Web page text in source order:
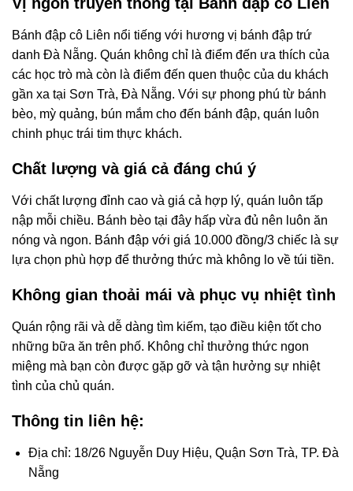
Bánh đập cô Liên nổi tiếng với hương vị bánh đập trứ
danh Đà Nẵng. Quán không chỉ là điểm đến ưa thích của
các học trò mà còn là điểm đến quen thuộc của du khách
gần xa tại Sơn Trà, Đà Nẵng. Với sự phong phú từ bánh
bèo, mỳ quảng, bún mắm cho đến bánh đập, quán luôn
chinh phục trái tim thực khách.
Chất lượng và giá cả đáng chú ý
Với chất lượng đỉnh cao và giá cả hợp lý, quán luôn tấp
nập mỗi chiều. Bánh bèo tại đây hấp vừa đủ nên luôn ăn
nóng và ngon. Bánh đập với giá 10.000 đồng/3 chiếc là sự
lựa chọn phù hợp để thưởng thức mà không lo về túi tiền.
Không gian thoải mái và phục vụ nhiệt tình
Quán rộng rãi và dễ dàng tìm kiếm, tạo điều kiện tốt cho
những bữa ăn trên phố. Không chỉ thưởng thức ngon
miệng mà bạn còn được gặp gỡ và tận hưởng sự nhiệt
tình của chủ quán.
Thông tin liên hệ:
Địa chỉ: 18/26 Nguyễn Duy Hiệu, Quận Sơn Trà, TP. Đà
Nẵng